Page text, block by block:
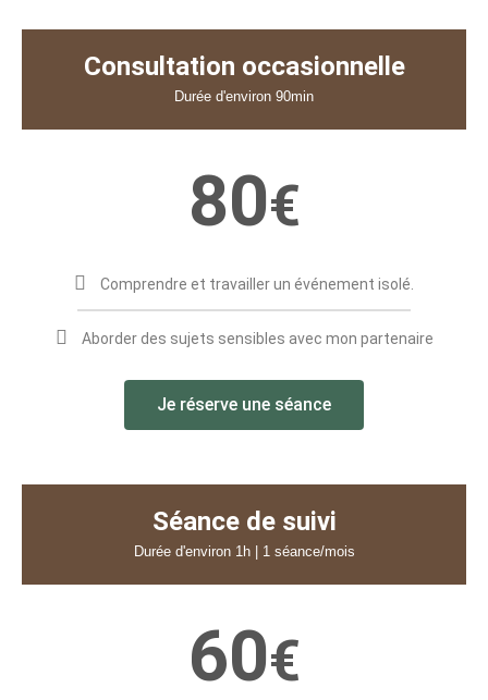
Consultation occasionnelle
Durée d'environ 90min
80€
Comprendre et travailler un événement isolé.
Aborder des sujets sensibles avec mon partenaire
Je réserve une séance
Séance de suivi
Durée d'environ 1h | 1 séance/mois
60€